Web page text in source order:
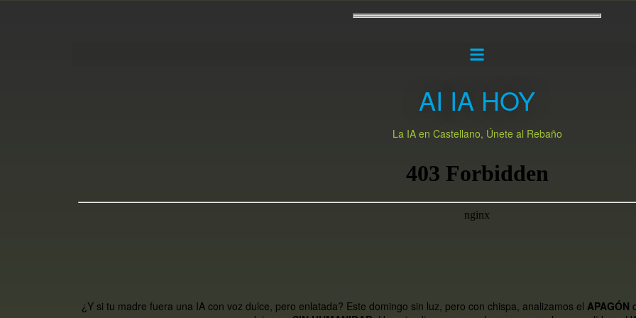
AI IA HOY
La IA en Castellano, Únete al Rebaño
¿Y si tu madre fuera una IA con voz dulce, pero enlatada? Este domingo sin luz, pero con chispa, analizamos el APAGÓN